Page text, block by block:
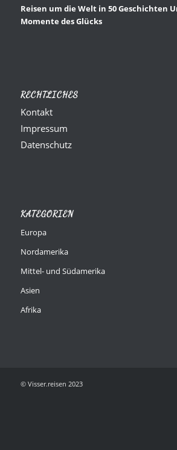
Reisen um die Welt in 50 Geschichten
Momente des Glücks
RECHTLICHES
Kontakt
Impressum
Datenschutz
KATEGORIEN
Europa
Nordamerika
Mittel- und Südamerika
Asien
Afrika
© Visser.reisen 2023